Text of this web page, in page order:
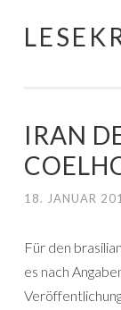
Springe
IRAN
18. JANUAR
Für den
es nach